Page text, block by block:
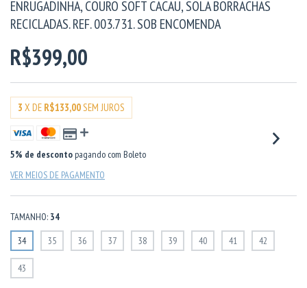
ENRUGADINHA, COURO SOFT CACAU, SOLA BORRACHAS
RECICLADAS. REF. 003.731. SOB ENCOMENDA
R$399,00
3 X DE R$133,00SEM JUROS
5% de descontopagando com Boleto
VER MEIOS DE PAGAMENTO
TAMANHO: 34
34
35 36 37 38 39 40 41 42
43